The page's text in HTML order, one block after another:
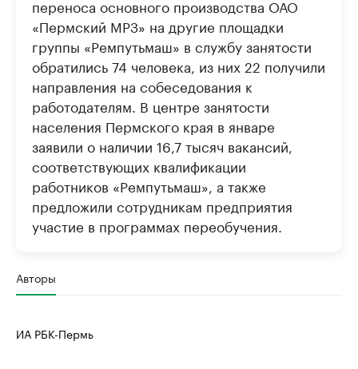
переноса основного производства ОАО
«Пермский МРЗ» на другие площадки
группы «Ремпутьмаш» в службу занятости
обратились 74 человека, из них 22 получили
направления на собеседования к
работодателям. В центре занятости
населения Пермского края в январе
заявили о наличии 16,7 тысяч вакансий,
соответствующих квалификации
работников «Ремпутьмаш», а также
предложили сотрудникам предприятия
участие в программах переобучения.
Авторы
ИА РБК-Пермь